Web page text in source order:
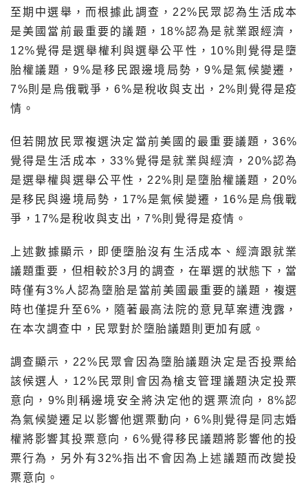
至期中選舉，而根據此調查，22%民眾認為生活成本
是美國當前最重要的議題，18%認為是就業跟經濟，
12%覺得是選舉權利與選舉公平性，10%則覺得是墮
胎權議題，9%是移民跟邊境局勢，9%是氣候變遷，
7%則是烏俄戰爭，6%是稅收與支出，2%則覺得是疫
情。
但若開放民眾複選決定當前美國的最重要議題，36%
覺得是生活成本，33%覺得是就業與經濟，20%認為
是選舉權與選舉公平性，22%則是墮胎權議題，20%
是移民與邊境局勢，17%是氣候變遷，16%是烏俄戰
爭，17%是稅收與支出，7%則覺得是疫情。
上述數據顯示，即便墮胎沒有生活成本、經濟跟就業
議題重要，但相較於3月的調查，在單選的狀態下，當
時僅有3%人認為墮胎是當前美國最重要的議題，複選
時也僅提升至6%，隨著最高法院的意見草案遭洩露，
在本次調查中，民眾對於墮胎議題則更加有感。
調查顯示，22%民眾會因為墮胎議題決定是否投票給
該候選人，12%民眾則會因為槍支管理議題決定投票
意向，9%則稱邊境安全將決定他的選票流向，8%認
為氣候變遷足以影響他選票動向，6%則覺得是同志婚
權將影響其投票意向，6%覺得移民議題將影響他的投
票行為，另外有32%指出不會因為上述議題而改變投
票意向。